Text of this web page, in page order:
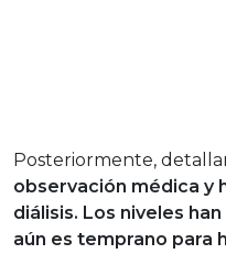
Posteriormente,
observación médica y
diálisis. Los niveles
aún es temprano para